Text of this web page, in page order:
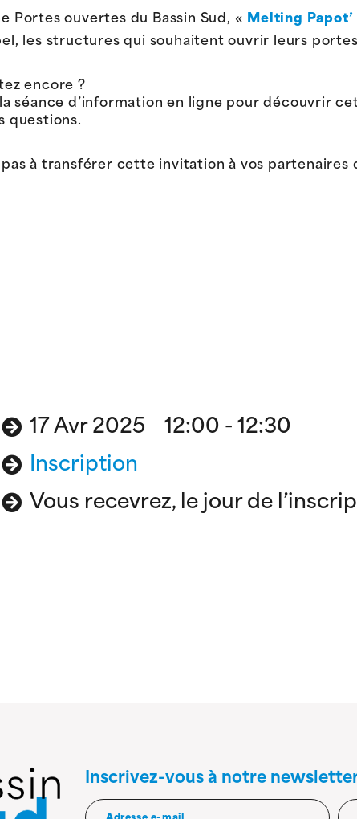
Portes ouvertes du Bassin Sud, « Melting Papot’
les structures qui souhaitent ouvrir leurs portes
encore ?
la séance d’information en ligne pour découvrir
questions.
pas à transférer cette invitation à vos
17 Avr 2025 12:00 - 12:30
Inscription
Vous recevrez, le jour de
Inscrivez-vous à notre